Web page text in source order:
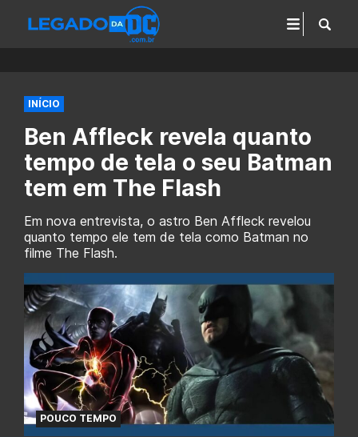
INÍCIO
Ben Affleck revela quanto
tempo de tela o seu Batman
tem em The Flash
Em nova entrevista, o astro Ben Affleck revelou
quanto tempo ele tem de tela como Batman no
filme The Flash.
POUCO TEMPO